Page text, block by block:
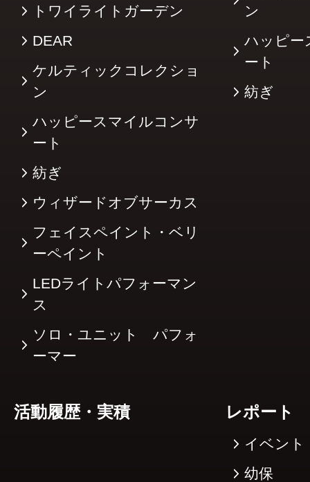
トワイライトガーデン
DEAR
ケルティックコレクショ
ン
ハッピースマイルコンサ
ート
紡ぎ
ウィザードオブサーカス
フェイスペイント・ベリ
ーペイント
LEDライトパフォーマン
ス
ソロ・ユニット パフォ
ーマー
ン
ハッピー
ート
紡ぎ
活動履歴・実積 レポート
イベント
幼保